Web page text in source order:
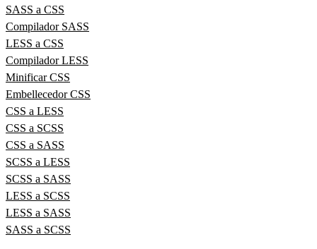
SASS a CSS
Compilador SASS
LESS a CSS
Compilador LESS
Minificar CSS
Embellecedor CSS
CSS a LESS
CSS a SCSS
CSS a SASS
SCSS a LESS
SCSS a SASS
LESS a SCSS
LESS a SASS
SASS a SCSS